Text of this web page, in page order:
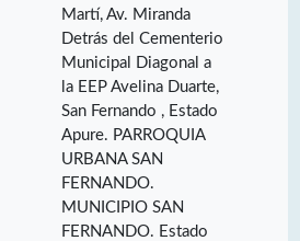
Martí, Av. Miranda
Detrás del Cementerio
Municipal Diagonal a
la EEP Avelina Duarte,
San Fernando , Estado
Apure. PARROQUIA
URBANA SAN
FERNANDO.
MUNICIPIO SAN
FERNANDO. Estado